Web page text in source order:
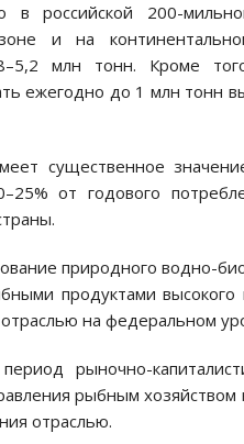
российской 200-
и на
млн тонн. Кроме
ежегодно до 1 млн тонн
существенное
от годового
природного водно-
продуктами
на федеральном
рыночно-
рыбным
отраслью.